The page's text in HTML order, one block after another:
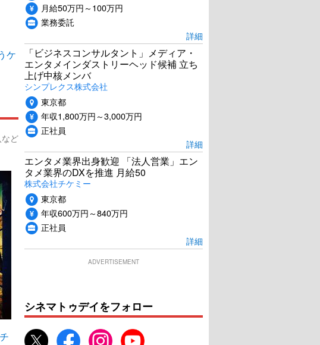
ケ
ど
キャッシュトラック
月給50万円～100万円
業務委託
詳細
「ビジネスコンサルタント」メディア・
エンタメインダストリーヘッド候補 立ち
上げ中核メンバ
シンプレクス株式会社
東京都
年収1,800万円～3,000万円
正社員
詳細
エンタメ業界出身歓迎 「法人営業」エン
タメ業界のDXを推進 月給50
株式会社チケミー
東京都
年収600万円～840万円
正社員
詳細
ADVERTISEMENT
シネマトゥデイをフォロー